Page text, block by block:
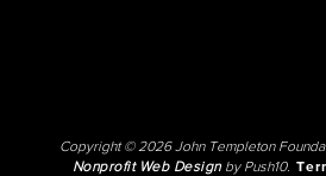
Copyright © 2026 John Templeton
Nonprofit Web Designby Push10.